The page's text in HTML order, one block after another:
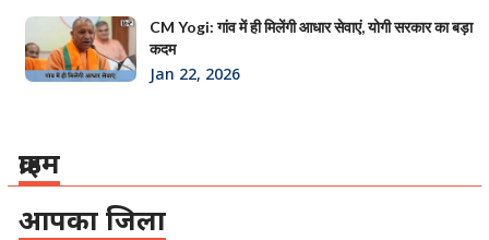
CM Yogi: गांव में ही मिलेंगी आधार सेवाएं, योगी सरकार का बड़ा
कदम
Jan 22, 2026
क्राइम
आपका जिला